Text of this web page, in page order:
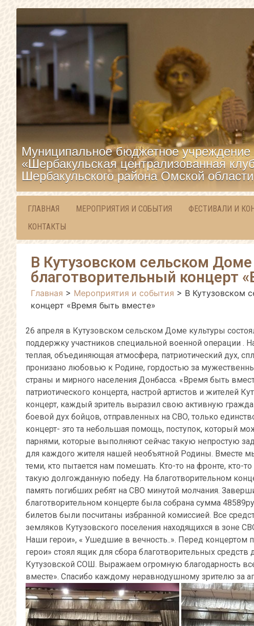
Муниципальное бюджетное учреждение
«Шербакульская централизованная
Шербакульского района Омской области
ГЛАВНАЯ МЕРОПРИЯТИЯ И СОБЫТИЯ ФЕСТИВАЛИ И
КОНТАКТЫ
В Кутузовском сельском
благотворительный концерт
Главная > Мероприятия и события > В Кутузовском
концерт «Время быть вместе»
26 апреля в Кутузовском сельском Доме культуры
поддержку участников специальной военной операции .
теплая, объединяющая атмосфера, патриотический дух,
пронизано любовью к Родине, гордостью за
страны и мирного населения Донбасса. «Время быть
патриотического концерта, настрой артистов и жителей
концерт, каждый зритель выразил свою активную
боевой дух бойцов, отправленных на СВО, только
концерт- это та небольшая помощь, поступок, который
парнями, которые выполняют сейчас такую непростую
для каждого жителя нашей необъятной Родины. Вместе
теми, кто пытается нам помешать. Кто-то на фронте, кто-
такую долгожданную победу. На благотворительном
память погибших ребят на СВО минутой молчания.
благотворительном концерте была собрана сумма
билетов были посчитаны избранной комиссией. Все
земляков Кутузовского поселения находящихся в зоне
Наши герои», « Ушедшие в вечность..». Перед концертом
герои» стоял ящик для сбора благотворительных
Кутузовской СОШ. Выражаем огромную благодарность
вместе». Спасибо каждому неравнодушному зрителю за